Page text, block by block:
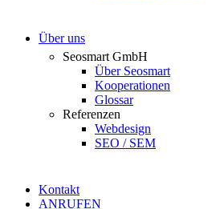
Über uns
Seosmart GmbH
Über Seosmart
Kooperationen
Glossar
Referenzen
Webdesign
SEO / SEM
Kontakt
ANRUFEN